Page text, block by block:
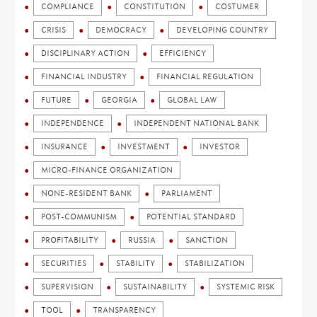
COMPLIANCE CONSTITUTION COSTUMER
CRISIS DEMOCRACY DEVELOPING COUNTRY
DISCIPLINARY ACTION EFFICIENCY
FINANCIAL INDUSTRY FINANCIAL REGULATION
FUTURE GEORGIA GLOBAL LAW
INDEPENDENCE INDEPENDENT NATIONAL BANK
INSURANCE INVESTMENT INVESTOR
MICRO-FINANCE ORGANIZATION
NONE-RESIDENT BANK PARLIAMENT
POST-COMMUNISM POTENTIAL STANDARD
PROFITABILITY RUSSIA SANCTION
SECURITIES STABILITY STABILIZATION
SUPERVISION SUSTAINABILITY SYSTEMIC RISK
TOOL TRANSPARENCY